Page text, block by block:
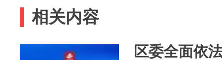
相关内容
区委全面依